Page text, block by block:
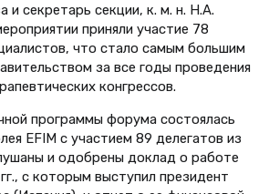
и секретарь секции, к. м. н. Н.А.
приняли участие 78
что стало самым большим
за все годы проведения
конгрессов.
программы форума состоялась
EFIM с участием 89 делегатов из
и одобрены доклад о работе
с которым выступил президент